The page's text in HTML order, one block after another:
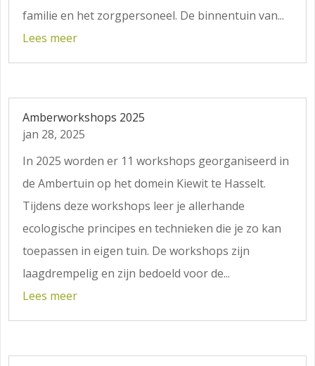
familie en het zorgpersoneel. De binnentuin van...
Lees meer
Amberworkshops 2025
jan 28, 2025
In 2025 worden er 11 workshops georganiseerd in
de Ambertuin op het domein Kiewit te Hasselt.
Tijdens deze workshops leer je allerhande
ecologische principes en technieken die je zo kan
toepassen in eigen tuin. De workshops zijn
laagdrempelig en zijn bedoeld voor de...
Lees meer